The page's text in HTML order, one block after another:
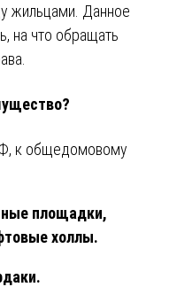
жильцами. Данное
на что обращать
к общедомовому
площадки,
холлы.